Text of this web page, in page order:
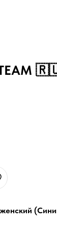
TEAM